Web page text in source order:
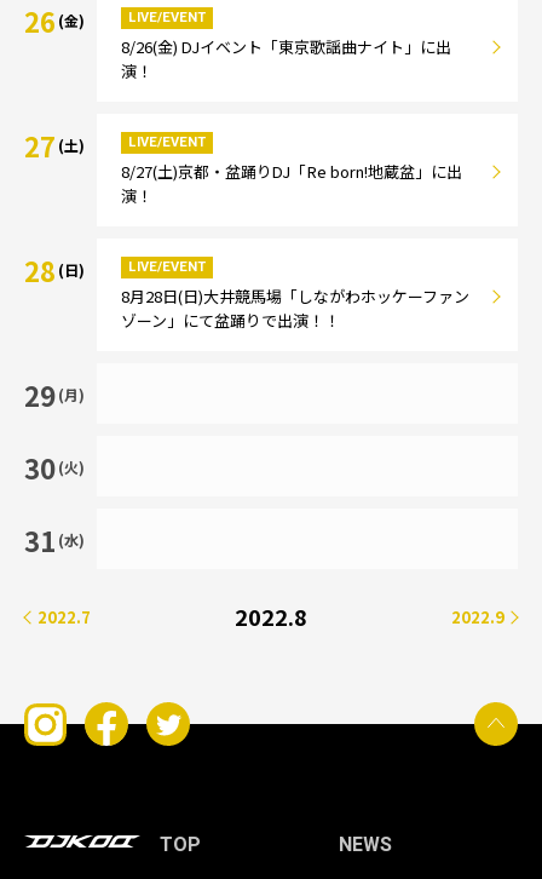
26 (金) LIVE/EVENT
8/26(金) DJイベント「東京歌謡曲ナイト」に出
演！
27 (土) LIVE/EVENT
8/27(土)京都・盆踊りDJ「Re born!地蔵盆」に出
演！
28 (日) LIVE/EVENT
8月28日(日)大井競馬場「しながわホッケーファン
ゾーン」にて盆踊りで出演！！
29(月)
30(火)
31 (水)
2022.7 2022.8 2022.9
TOP NEWS